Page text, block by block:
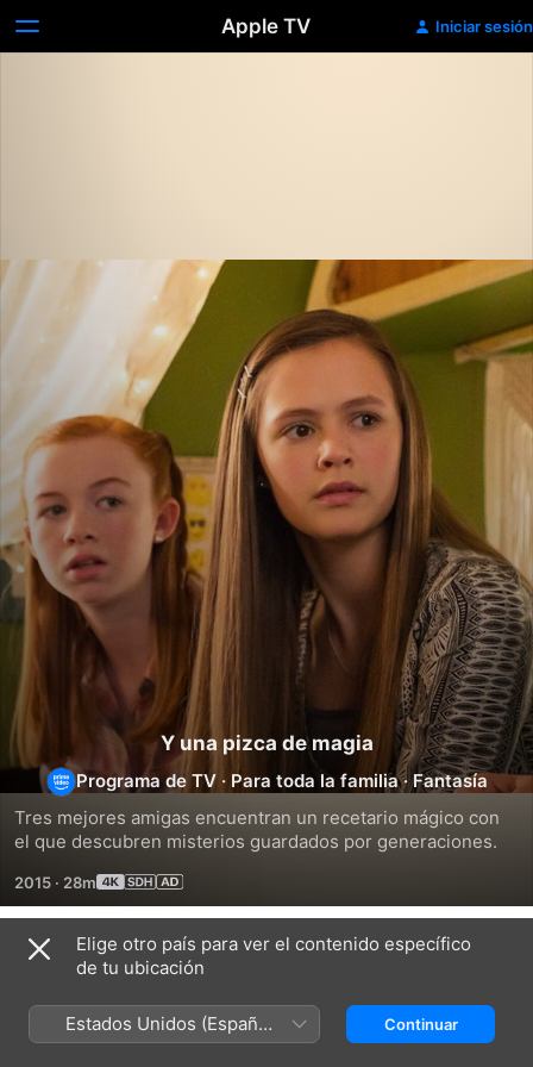
Apple TV Iniciar sesión
Y una pizca de magia
Programa de TV · Para toda la familia ·Fantasía
Tres mejores amigas encuentran un recetario mágico con
el que descubren misterios guardados por generaciones.
2015 · 28m
Temporada 1
Elige otro país para ver el contenido específico
de tu ubicación
Estados Unidos (Español
México)
Continuar